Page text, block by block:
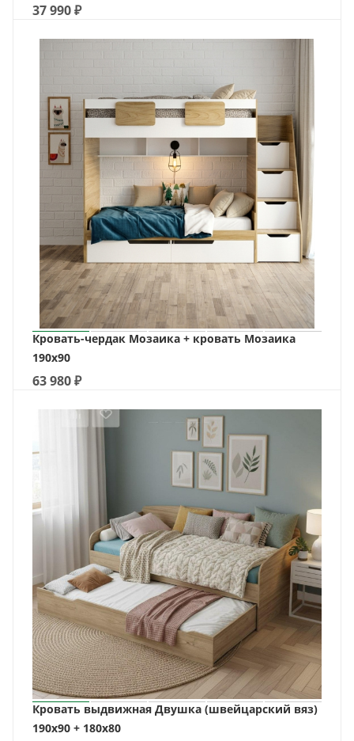
37 990₽
Кровать-чердак Мозаика + кровать Мозаика
190х90
63 980₽
Кровать выдвижная Двушка (швейцарский вяз)
190х90 + 180х80